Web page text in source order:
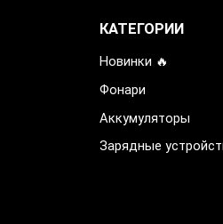
КАТЕГОРИИ
Новинки 🔥
Фонари
Аккумуляторы
Зарядные